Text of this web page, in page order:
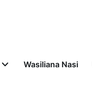
Wasiliana Nasi